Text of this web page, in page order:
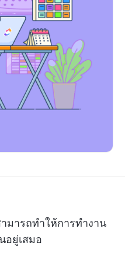
มารถทำให้การทำงาน
อยู่เสมอ